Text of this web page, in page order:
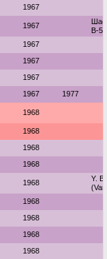
1967
1967
B-
1967
1967
1967
1967 1977
1968
1968
1968
1968
1968
Y.
1968
1968
1968
1968